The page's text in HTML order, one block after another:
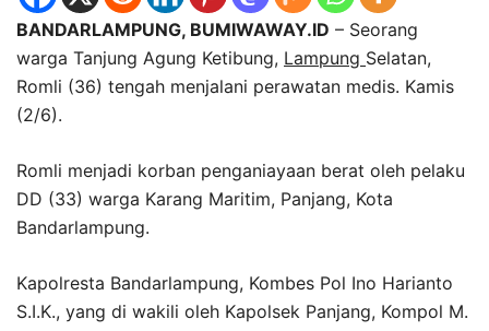
BANDARLAMPUNG, BUMIWAWAY.ID – Seorang
warga Tanjung Agung Ketibung, Lampung Selatan,
Romli (36) tengah menjalani perawatan medis. Kamis
(2/6).
Romli menjadi korban penganiayaan berat oleh pelaku
DD (33) warga Karang Maritim, Panjang, Kota
Bandarlampung.
Kapolresta Bandarlampung, Kombes Pol Ino Harianto
S.I.K., yang di wakili oleh Kapolsek Panjang, Kompol M.